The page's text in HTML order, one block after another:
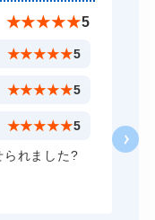
別途お見積り
別途お見積り
別途お見積り
別途お見積り
★★★★★5
★★★★★5
★★★★★5
★★★★★5
られました?